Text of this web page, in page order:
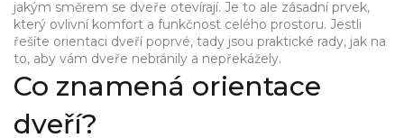
jakým směrem se dveře otevírají. Je to ale zásadní prvek,
který ovlivní komfort a funkčnost celého prostoru. Jestli
řešíte orientaci dveří poprvé, tady jsou praktické rady, jak na
to, aby vám dveře nebránily a nepřekážely.
Co znamená orientace
dveří?